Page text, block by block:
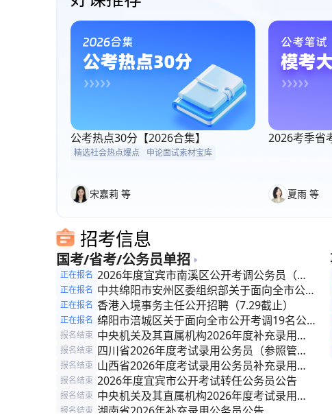
公考热点30分【2026合集】
精选社会热点爆点 申论面试素材宝库
宋嘉莉 等
2026考季省
夏雨 等
招考信息
国考/省考/公务员单招
正在报名 2026年度宜宾市南溪区公开考调公务员（参
照管理人员）的公告
正在报名 中共绵阳市安州区委组织部关于面向全市公开
考调公务员（参照管理人员）的公告
正在报名 香港入境事务主任公开招聘（7.29截止）
正在报名 绵阳市涪城区关于面向全市公开考调19名公
务员(参照管理人员)的公告
报名结束 中央机关及其直属机构2026年度补充录用公
务员公告
报名结束 四川省2026年度考试录用公务员（参照管理
工作人员）补充录用公告
报名结束 山西省2026年度考试录用公务员补充录用公
告
报名结束 2026年度宜宾市公开考试转任公务员公告
报名结束 中央机关及其直属机构2026年度考试录用公
务员公告
报名结束 湖南省2026年补充录用公务员公告